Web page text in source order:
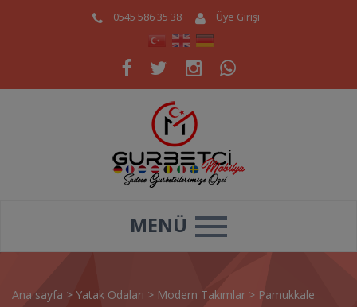
0545 586 35 38 Üye Girişi
MENÜ
Ana sayfa > Yatak Odaları > Modern Takımlar > Pamukkale